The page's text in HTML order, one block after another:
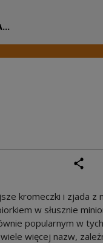
|
kromeczki i zjada z
w słusznie
popularnym w
więcej nazw,